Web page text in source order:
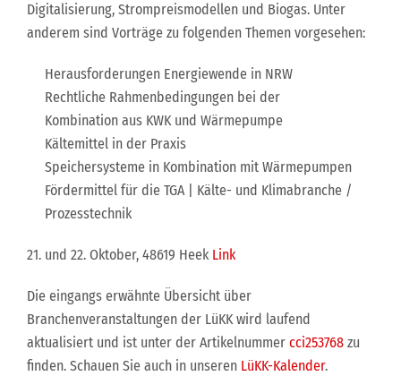
Digitalisierung, Strompreismodellen und Biogas. Unter
anderem sind Vorträge zu folgenden Themen vorgesehen:
Herausforderungen Energiewende in NRW
Rechtliche Rahmenbedingungen bei der
Kombination aus KWK und Wärmepumpe
Kältemittel in der Praxis
Speichersysteme in Kombination mit Wärmepumpen
Fördermittel für die TGA | Kälte- und Klimabranche /
Prozesstechnik
21. und 22. Oktober, 48619 Heek Link
Die eingangs erwähnte Übersicht über
Branchenveranstaltungen der LüKK wird laufend
aktualisiert und ist unter der Artikelnummer cci253768 zu
finden. Schauen Sie auch in unseren LüKK-Kalender.